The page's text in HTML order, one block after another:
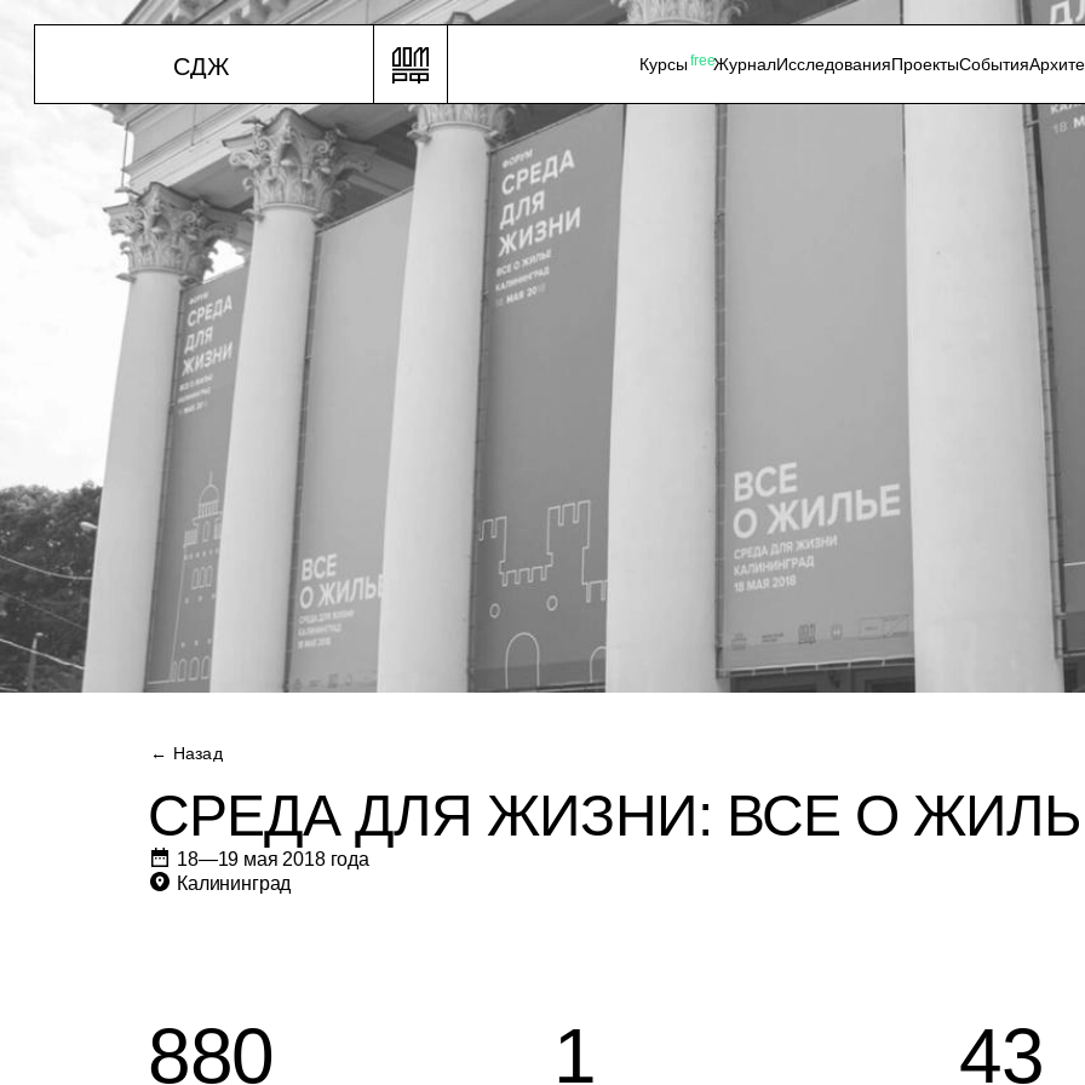
СДЖ КурсыfreeЖурналИсследованияПроектыСобытия
← Назад
СРЕДА ДЛЯ ЖИЗНИ: ВСЕ О
18—19 мая 2018 года
Калининград
880 1 43